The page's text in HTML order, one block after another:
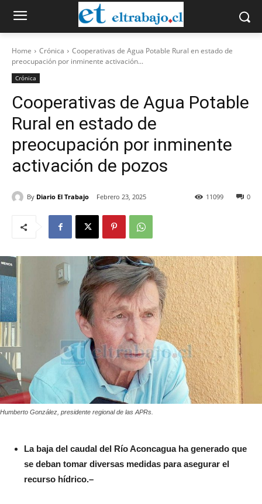
Home Crónica
Cooperativas de Agua Potable Rural en estado de
preocupación por inminente activación...
Crónica
Cooperativas de Agua Potable
Rural en estado de
preocupación por inminente
activación de pozos
By Diario El Trabajo Febrero 23, 2025 0
11099
Humberto González, presidente regional de las APRs.
La baja del caudal del Río Aconcagua ha generado que
se deban tomar diversas medidas para asegurar el
recurso hídrico.–